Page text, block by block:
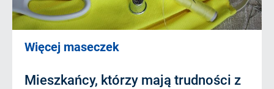
Więcej maseczek
Mieszkańcy, którzy mają trudności z